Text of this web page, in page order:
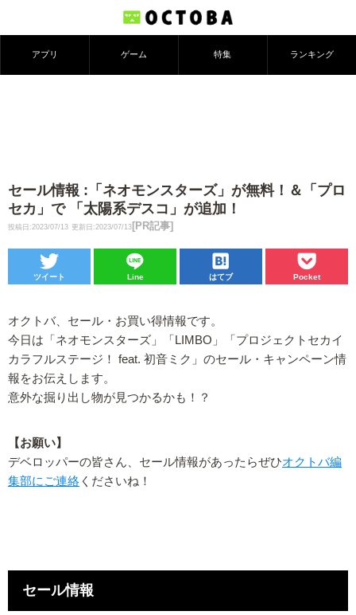
アプリ ゲーム 特集 ランキング
セール情報 :「ネオモンスターズ」が無料！＆「プロ
セカ」で 「太陽系デスコ」が追加！
投稿日:2023/07/13 更新日:2023/07/13 [PR記事]
ツイート Line はてブ Pocket
オクトバ、セール・お買い得情報です。
今日は「ネオモンスターズ」「LIMBO」「プロジェクトセカイ
カラフルステージ！ feat. 初音ミク」のセール・キャンペーン情
報をお伝えします。
意外な掘り出し物が見つかるかも！？
【お願い】
デベロッパーの皆さん、セール情報があったらぜひオクトバ編
集部にご連絡 くださいね！
セール情報